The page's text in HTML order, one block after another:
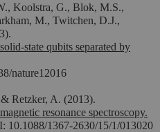
Koolstra, G., Blok, M.S.,
M., Twitchen, D.J.,
state qubits separated by
nature12016
Retzker, A. (2013).
resonance spectroscopy.
10.1088/1367-2630/15/1/013020